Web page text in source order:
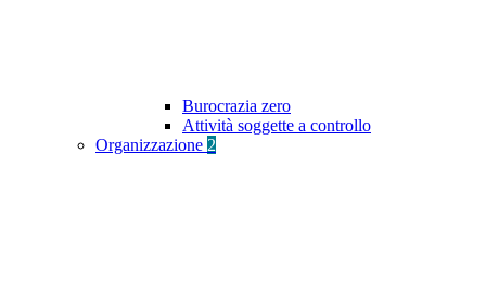
Burocrazia zero
Attività soggette a controllo
Organizzazione 2